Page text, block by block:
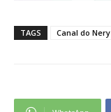
TAGS Canal do Nery